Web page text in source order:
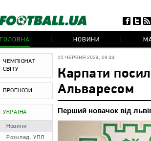
ГОЛОВНА НОВИНИ
ЧЕМПІОНАТ
СВІТУ
ПРОГНОЗИ
УКРАЇНА
Новини
Розклад. УПЛ
15 ЧЕРВНЯ 2024, 09:44
Карпати
Альваресом
Перший новачок від